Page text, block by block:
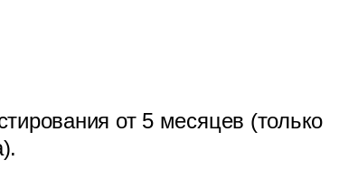
от 5 месяцев (только